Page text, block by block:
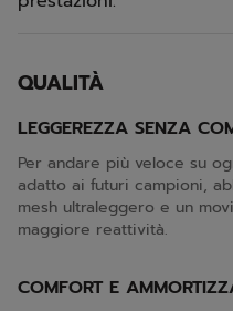
QUALITÀ
LEGGEREZZA SENZA
Per andare più veloce su
adatto ai futuri campioni,
mesh ultraleggero e un
maggiore reattività.
COMFORT E